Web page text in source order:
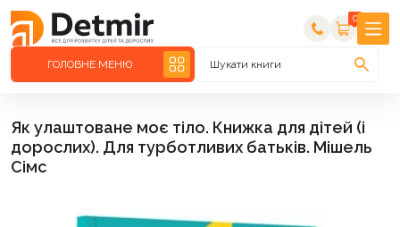
0
ГОЛОВНЕ МЕНЮ Шукати книги
Як улаштоване моє тіло. Книжка для дітей (і
дорослих). Для турботливих батьків. Мішель
Сімс